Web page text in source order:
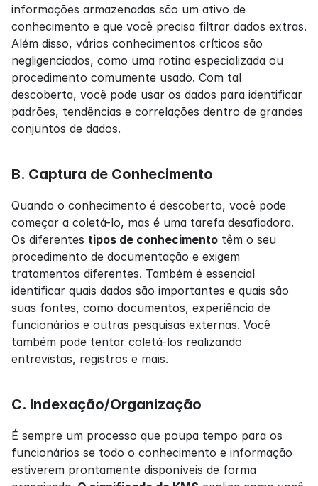
informações armazenadas são um ativo de
conhecimento e que você precisa filtrar dados extras.
Além disso, vários conhecimentos críticos são
negligenciados, como uma rotina especializada ou
procedimento comumente usado. Com tal
descoberta, você pode usar os dados para identificar
padrões, tendências e correlações dentro de grandes
conjuntos de dados.
B. Captura de Conhecimento
Quando o conhecimento é descoberto, você pode
começar a coletá-lo, mas é uma tarefa desafiadora.
Os diferentes tipos de conhecimento têm o seu
procedimento de documentação e exigem
tratamentos diferentes. Também é essencial
identificar quais dados são importantes e quais são
suas fontes, como documentos, experiência de
funcionários e outras pesquisas externas. Você
também pode tentar coletá-los realizando
entrevistas, registros e mais.
C. Indexação/Organização
É sempre um processo que poupa tempo para os
funcionários se todo o conhecimento e informação
estiverem prontamente disponíveis de forma